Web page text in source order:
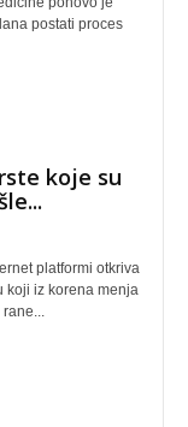
postati proces
koje su
platformi otkriva
koji iz korena menja